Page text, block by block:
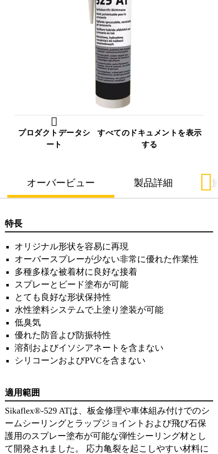
プロダクトデータシ
ート
すべてのドキュメントを表示
する
オーバービュー 製品詳細
特長
オリジナル形状を容易に再現
オーバースプレーが少ない非常に優れた作業性
多種多様な被着材に良好な接着
スプレーとビード塗布が可能
とても良好な形状保持性
水性塗料システムで上塗り塗装が可能
低臭気
優れた防音よび防振特性
溶剤およびイソシアネートを含まない
シリコーンおよびPVCを含まない
適用範囲
Sikaflex®-529 ATは、板金修理や車体組み付けでのシ
ームシーリングとラップジョイントおよび飛び石保
護用のスプレー塗布が可能な弾性シーリング材とし
て開発されました。 応力亀裂を起こしやすい材料に